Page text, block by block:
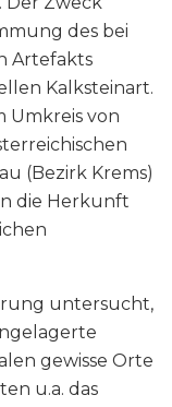
des bei
Artefakts
Kalksteinart.
Umkreis von
(Bezirk Krems)
die Herkunft
untersucht,
gewisse Orte
u.a. das